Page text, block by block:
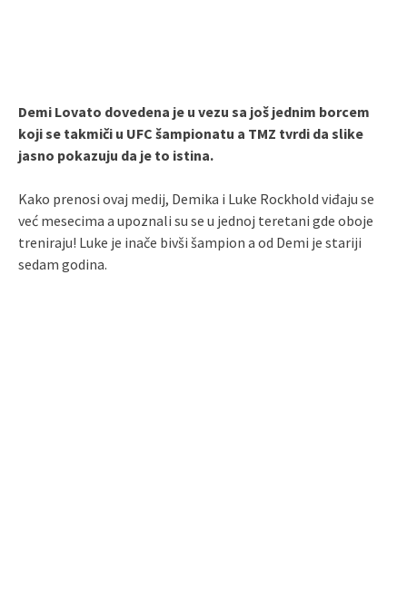
Demi Lovato dovedena je u vezu sa još jednim borcem
koji se takmiči u UFC šampionatu a TMZ tvrdi da slike
jasno pokazuju da je to istina.
Kako prenosi ovaj medij, Demika i Luke Rockhold viđaju se
već mesecima a upoznali su se u jednoj teretani gde oboje
treniraju! Luke je inače bivši šampion a od Demi je stariji
sedam godina.